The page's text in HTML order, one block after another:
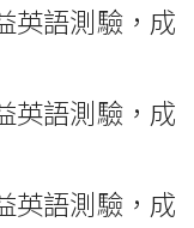
英語測驗，成
英語測驗，成
英語測驗，成